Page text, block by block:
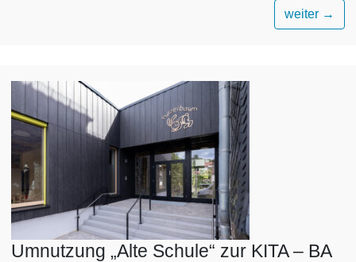
weiter →
Umnutzung „Alte Schule“ zur KITA – BA